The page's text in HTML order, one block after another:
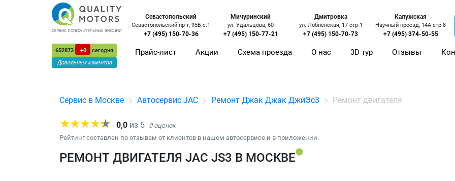
652873 +0
сегодня
Довольных клиентов
Севастопольский
Севастопольский пр-т, 95Б с.1
+7 (495) 150-70-36
Мичуринский
ул. Удальцова, 60
+7 (495) 150-77-21
Дмитровка
ул. Лобненская, 17 стр 1
+7 (495) 150-70-73
Калужская
Научный проезд, 14А стр.8
+7 (495) 374-50-55
Прайс-лист Акции Схема проезда О нас 3D тур Отзывы
Сервис в Москве Автосервис JAC Ремонт Джак Джак ДжиЭс3 Ремонт двигателя
0,0 из 5 0оценок
Рейтинг составлен по отзывам от клиентов в нашем автосервисе и в приложении.
РЕМОНТ ДВИГАТЕЛЯ JAC JS3 В МОСКВЕ